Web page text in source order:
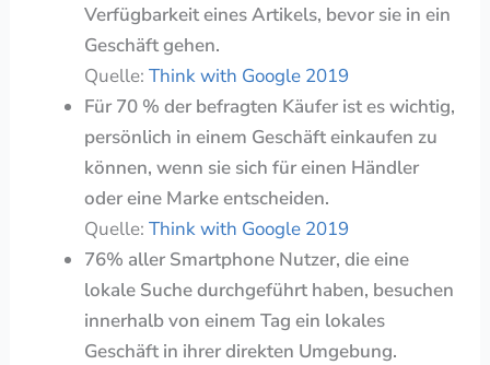
Verfügbarkeit eines Artikels, bevor sie in ein
Geschäft gehen.
Quelle:Think with Google 2019
Für 70 % der befragten Käufer ist es wichtig,
persönlich in einem Geschäft einkaufen zu
können, wenn sie sich für einen Händler
oder eine Marke entscheiden.
Quelle:Think with Google 2019
76% aller Smartphone Nutzer, die eine
lokale Suche durchgeführt haben, besuchen
innerhalb von einem Tag ein lokales
Geschäft in ihrer direkten Umgebung.